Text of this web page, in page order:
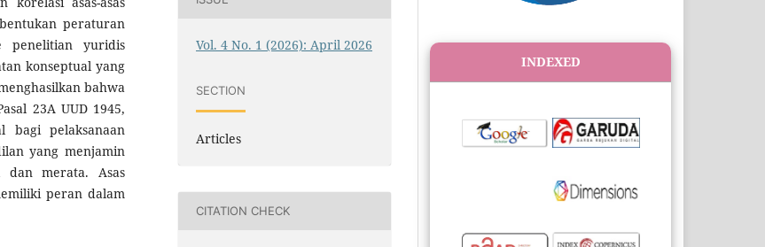
peraturan
penelitian yuridis
konseptual yang
bahwa
23A UUD 1945,
bagi pelaksanaan
yang menjamin
dan merata. Asas
peran dalam
Vol. 4 No. 1 (2026): April 2026
SECTION
Articles
CITATION CHECK
INDEXED